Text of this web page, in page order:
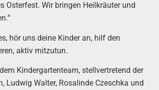
Osterfest. Wir bringen Heilkräuter und
hör uns deine Kinder an, hilf den
aktiv mitzutun.
Kindergartenteam, stellvertretend der
Walter, Rosalinde Czeschka und